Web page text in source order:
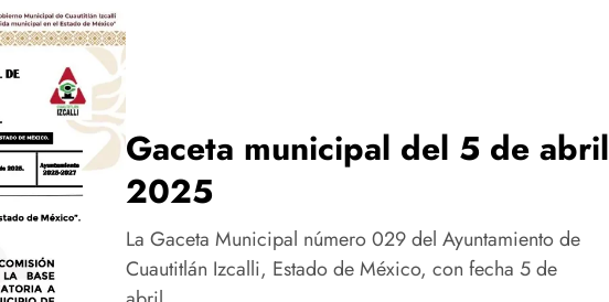
Gaceta municipal del 5 de abril
2025
La Gaceta Municipal número 029 del Ayuntamiento de
Cuautitlán Izcalli, Estado de México, con fecha 5 de